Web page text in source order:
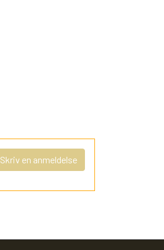
Skriv en anmeldelse